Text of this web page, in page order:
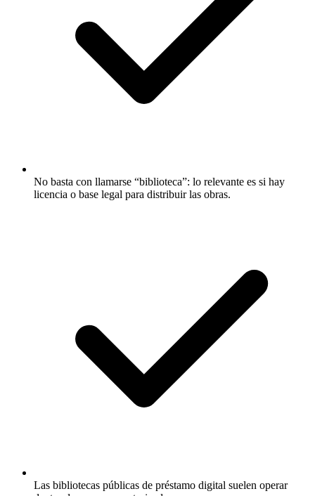
No basta con llamarse “biblioteca”: lo relevante es si hay
licencia o base legal para distribuir las obras.
Las bibliotecas públicas de préstamo digital suelen operar